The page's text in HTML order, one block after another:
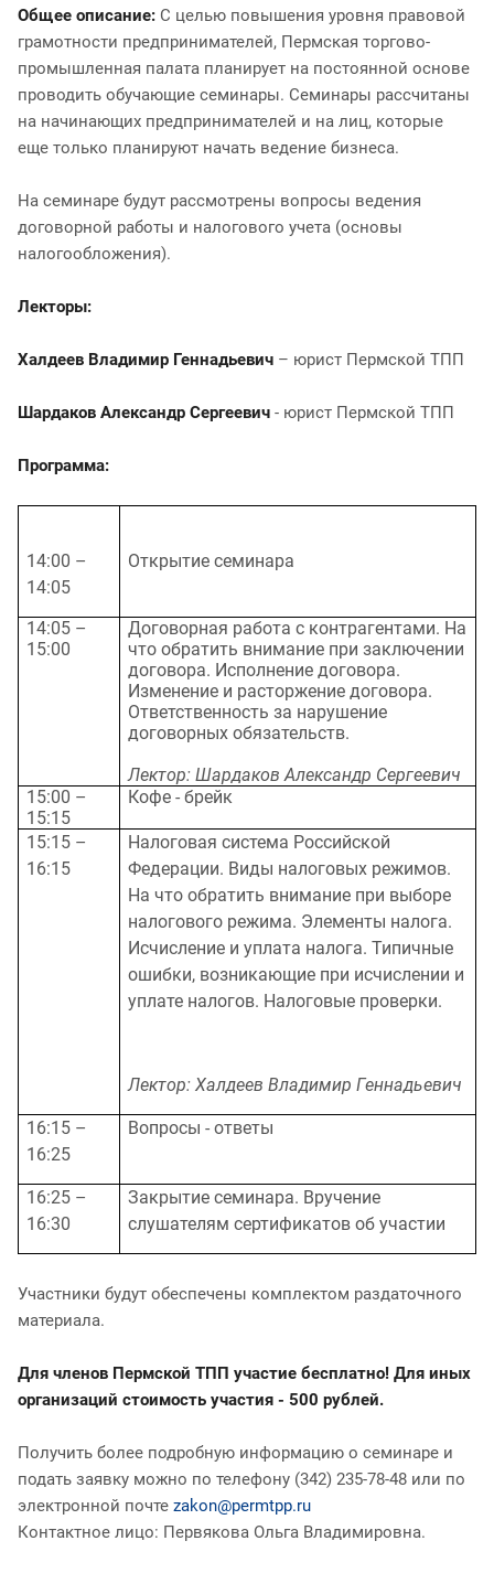
Общее описание: С целью повышения уровня правовой
грамотности предпринимателей, Пермская торгово-
промышленная палата планирует на постоянной основе
проводить обучающие семинары. Семинары рассчитаны
на начинающих предпринимателей и на лиц, которые
еще только планируют начать ведение бизнеса.
На семинаре будут рассмотрены вопросы ведения
договорной работы и налогового учета (основы
налогообложения).
Лекторы:
Халдеев Владимир Геннадьевич – юрист Пермской ТПП
Шардаков Александр Сергеевич - юрист Пермской ТПП
Программа:
14:00 –
14:05
Открытие семинара
14:05 –
15:00
Договорная работа с контрагентами. На
что обратить внимание при заключении
договора. Исполнение договора.
Изменение и расторжение договора.
Ответственность за нарушение
договорных обязательств.
Лектор: Шардаков Александр Сергеевич
15:00 –
15:15
Кофе - брейк
15:15 –
16:15
Налоговая система Российской
Федерации. Виды налоговых режимов.
На что обратить внимание при выборе
налогового режима. Элементы налога.
Исчисление и уплата налога. Типичные
ошибки, возникающие при исчислении и
уплате налогов. Налоговые проверки.
Лектор: Халдеев Владимир Геннадьевич
16:15 –
16:25
Вопросы - ответы
16:25 –
16:30
Закрытие семинара. Вручение
слушателям сертификатов об участии
Участники будут обеспечены комплектом раздаточного
материала.
Для членов Пермской ТПП участие бесплатно! Для иных
организаций стоимость участия - 500 рублей.
Получить более подробную информацию о семинаре и
подать заявку можно по телефону (342) 235-78-48 или по
электронной почте zakon@permtpp.ru
Контактное лицо: Первякова Ольга Владимировна.